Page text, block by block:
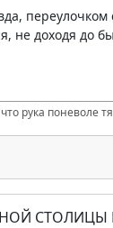
не доходя
рука поневоле